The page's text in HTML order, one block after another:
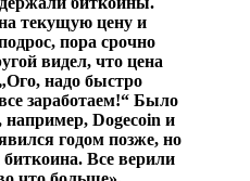
текущую цену и
пора срочно
видел, что цена
надо быстро
заработаем!“ Было
Dogecoin и
годом позже, но
Все верили